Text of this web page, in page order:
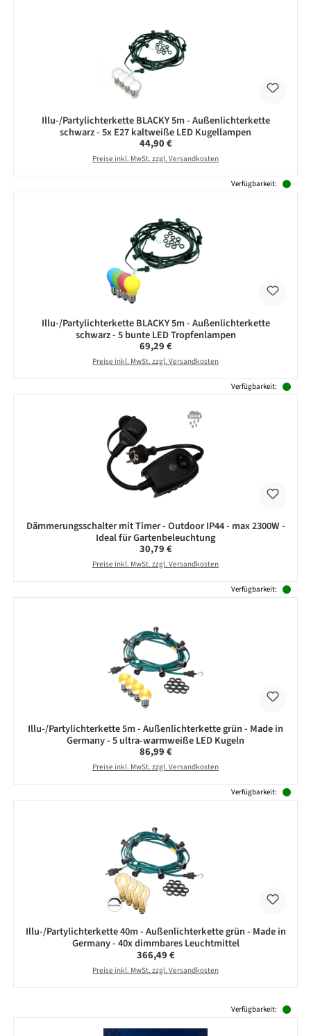
Illu-/Partylichterkette BLACKY 5m - Außenlichterkette
schwarz - 5x E27 kaltweiße LED Kugellampen
Regulärer Preis:
44,90 €
Preise inkl. MwSt. zzgl. Versandkosten
Verfügbarkeit:
Illu-/Partylichterkette BLACKY 5m - Außenlichterkette
schwarz - 5 bunte LED Tropfenlampen
Regulärer Preis:
69,29 €
Preise inkl. MwSt. zzgl. Versandkosten
Verfügbarkeit:
Dämmerungsschalter mit Timer - Outdoor IP44 - max 2300W -
Ideal für Gartenbeleuchtung
Regulärer Preis:
30,79 €
Preise inkl. MwSt. zzgl. Versandkosten
Verfügbarkeit:
Illu-/Partylichterkette 5m - Außenlichterkette grün - Made in
Germany - 5 ultra-warmweiße LED Kugeln
Regulärer Preis:
86,99 €
Preise inkl. MwSt. zzgl. Versandkosten
Verfügbarkeit:
Illu-/Partylichterkette 40m - Außenlichterkette grün - Made in
Germany - 40x dimmbares Leuchtmittel
Regulärer Preis:
366,49 €
Preise inkl. MwSt. zzgl. Versandkosten
Verfügbarkeit: